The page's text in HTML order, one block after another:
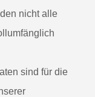
nicht alle
sind für die